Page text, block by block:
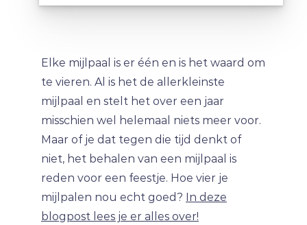
Elke mijlpaal is er één en is het waard om
te vieren. Al is het de allerkleinste
mijlpaal en stelt het over een jaar
misschien wel helemaal niets meer voor.
Maar of je dat tegen die tijd denkt of
niet, het behalen van een mijlpaal is
reden voor een feestje. Hoe vier je
mijlpalen nou echt goed? In deze
blogpost lees je er alles over!